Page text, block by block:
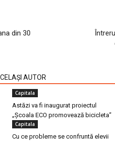
din 30
AUTOR
Capitala
Astăzi va fi inaugurat proiectul
„Școala ECO promovează bicicleta”
Capitala
Cu ce probleme se confruntă elevii